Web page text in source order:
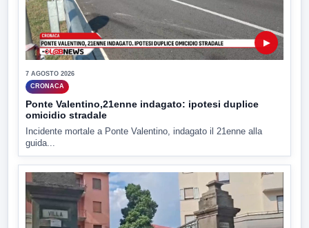
▶
7 AGOSTO 2026
CRONACA
Ponte Valentino,21enne indagato: ipotesi duplice
omicidio stradale
Incidente mortale a Ponte Valentino, indagato il 21enne alla
guida...